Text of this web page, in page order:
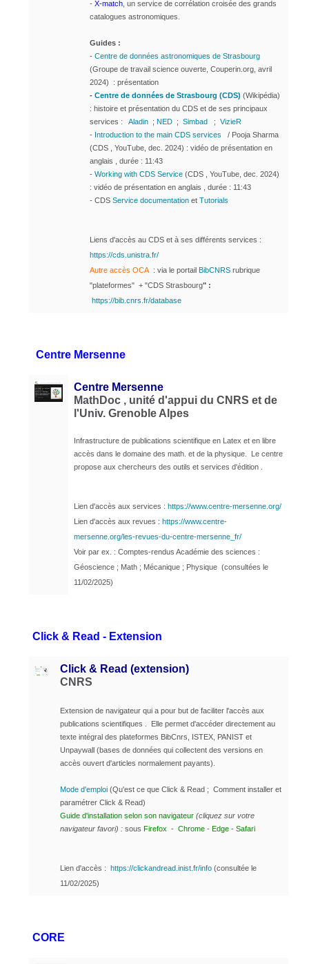
- X-match , un service de corrélation croisée des grands
catalogues astronomiques.
Guides :
- Centre de données astronomiques de Strasbourg
(Groupe de travail science ouverte, Couperin.org, avril
2024) : présentation
- Centre de données de Strasbourg (CDS) (Wikipédia)
: histoire et présentation du CDS et de ses principaux
services : Aladin ; NED ; Simbad ; VizieR
- Introduction to the main CDS services
/ Pooja Sharma
(CDS , YouTube, dec. 2024) : vidéo de présentation en
anglais , durée : 11:43
- Working with CDS Service (CDS , YouTube, dec. 2024)
: vidéo de présentation en anglais , durée : 11:43
- CDS Service documentation et Tutorials
Liens d'accès au CDS et à ses différents services :
https://cds.unistra.fr/
Autre accès OCA : via le portail BibCNRS rubrique
"plateformes" + "CDS Strasbourg" :
https://bib.cnrs.fr/database
Centre Mersenne
Centre Mersenne
MathDoc , unité d'appui du CNRS et de
l'Univ. Grenoble Alpes
Infrastructure de publications scientifique en Latex et en libre
accès dans le domaine des math. et de la physique. Le centre
propose aux chercheurs des outils et services d'édition .
Lien d'accès aux services : https://www.centre-mersenne.org/
Lien d'accès aux revues : https://www.centre-
mersenne.org/les-revues-du-centre-mersenne_fr/
Voir par ex. : Comptes-rendus Académie des sciences :
Géoscience ; Math ; Mécanique ; Physique (consultées le
11/02/2025)
Click & Read - Extension
Click & Read (extension)
CNRS
Extension de navigateur qui a pour but de faciliter l'accès aux
publications scientifiques . Elle permet d'accéder directement au
texte intégral des plateformes BibCnrs, ISTEX, PANIST et
Unpaywall (bases de données qui collectent des versions en
accès ouvert d'articles normalement payants).
Mode d'emploi (Qu'est ce que Click & Read ; Comment installer et
paramétrer Click & Read)
Guide d'installation selon son navigateur (cliquez sur votre
navigateur favori) : sous Firefox - Chrome - Edge - Safari
Lien d'accès : https://clickandread.inist.fr/info (consultée le
11/02/2025)
CORE